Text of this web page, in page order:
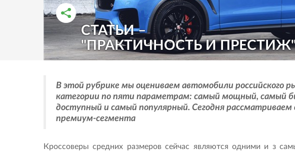
СТАТЬИ –
"ПРАКТИЧНОСТЬ И
РАССКАЗАТЬ ВО ВКОНТАКТЕ
РАССКАЗАТЬ В ОДНОКЛАССНИКАХ
В этой рубрике мы оцениваем автомобили российского
категории по пяти параметрам: самый мощный, самый
доступный и самый популярный. Сегодня рассматриваем
премиум-сегмента
Кроссоверы средних размеров сейчас являются одними и з